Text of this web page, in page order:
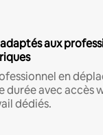
aux
en
durée avec accès
dédiés.